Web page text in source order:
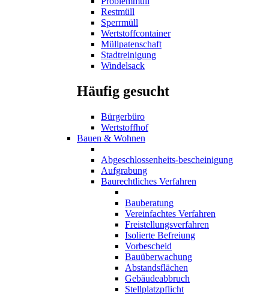
Restmüll
Sperrmüll
Wertstoffcontainer
Müllpatenschaft
Stadtreinigung
Windelsack
Häufig gesucht
Bürgerbüro
Wertstoffhof
Bauen & Wohnen
Abgeschlossenheits-bescheinigung
Aufgrabung
Baurechtliches Verfahren
Bauberatung
Vereinfachtes Verfahren
Freistellungsverfahren
Isolierte Befreiung
Vorbescheid
Bauüberwachung
Abstandsflächen
Gebäudeabbruch
Stellplatzpflicht